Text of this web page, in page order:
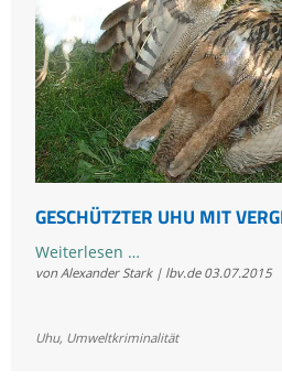
GESCHÜTZTER UHU MIT
Weiterlesen …Geschützter
Uhu
vergiftetem
von Alexander Stark | lbv.de 03.07.2015
Uhu, Umweltkriminalität